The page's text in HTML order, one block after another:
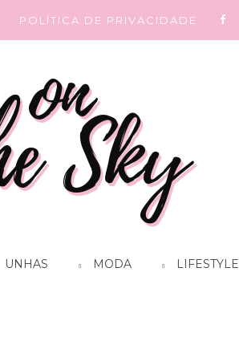
POLÍTICA DE PRIVACIDADE
UNHAS MODA LIFESTYLE